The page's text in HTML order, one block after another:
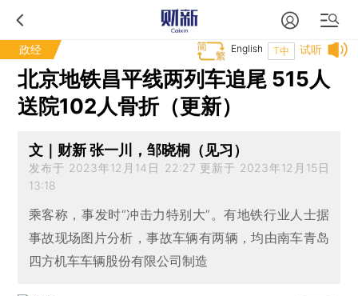
政经 试听
T中
English
北京地铁昌平线两列车追尾 515人
送院102人骨折（更新）
文｜财新 张一川，邹晓桐（见习）
发布于 2023年12月14日 22:27 更新于 2023年12月15日
13:18
乘客称，事发时“冲击力特别大”。有地铁行业人士据
事故现场图片分析，事故车辆有两辆，均由南车青岛
四方机车车辆股份有限公司制造